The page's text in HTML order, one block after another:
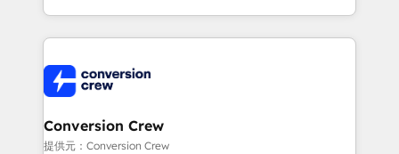
all in this together! From startup to enterprise, we’ll
what matters most: growing your business and
wowing your customers. Let’s make HubSpot work
technical execution to help teams scale faster—with
cleaner data, smarter automation, and more
Implementation & Migration · Native & Custom
Integrations · Custom Development · CPQ & FSM ·
Reporting & Analytics · GTM Architecture · Sales &
Marketing Enablement If you’re ready to elevate
Conversion Crew
提供元：Conversion Crew